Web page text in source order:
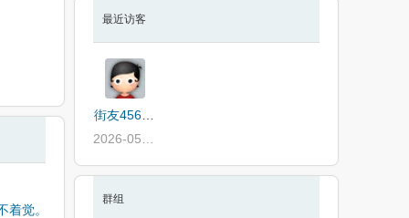
觉。
最近访客
街友456414565
群组